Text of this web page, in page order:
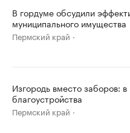
В гордуме обсудили
муниципального имущества
Пермский край
Изгородь вместо заборов:
благоустройства
Пермский край